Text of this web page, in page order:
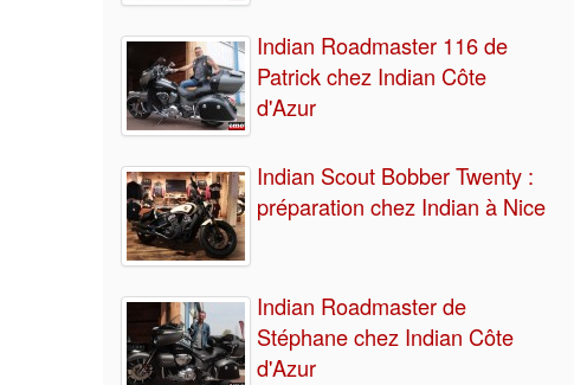
Indian Roadmaster 116 de
Patrick chez Indian Côte
d'Azur
Indian Scout Bobber Twenty :
préparation chez Indian à Nice
Indian Roadmaster de
Stéphane chez Indian Côte
d'Azur